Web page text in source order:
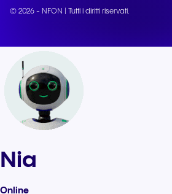
© 2026 - NFON | Tutti i diritti riservati.